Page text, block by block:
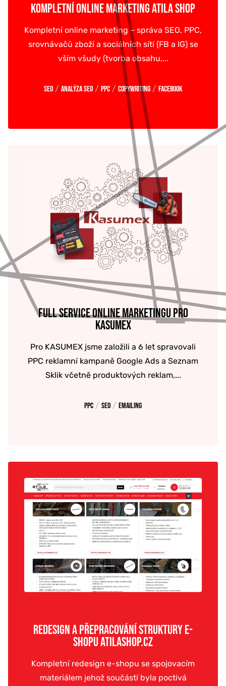
KOMPLETNÍ ONLINE MARKETING ATILA SHOP
Kompletní online marketing – správa SEO, PPC,
srovnávačů zboží a sociálních sítí (FB a IG) se
vším všudy (tvorba obsahu,...
SEO / Analýza SEO / PPC / Copywriting / Facebook
FULL SERVICE ONLINE MARKETINGU PRO
KASUMEX
Pro KASUMEX jsme založili a 6 let spravovali
PPC reklamní kampaně Google Ads a Seznam
Sklik včetně produktových reklam,...
PPC / SEO / Emailing
REDESIGN A PŘEPRACOVÁNÍ STRUKTURY E-
SHOPU ATILASHOP.CZ
Kompletní redesign e-shopu se spojovacím
materiálem jehož součástí byla poctivá